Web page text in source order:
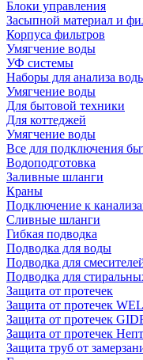
Блоки управления
Засыпной материал и
Корпуса фильтров
Умягчение воды
УФ системы
Наборы для анализа
Умягчение воды
Для бытовой техники
Для коттеджей
Умягчение воды
Все для подключения
Водоподготовка
Заливные шланги
Краны
Подключение к
Сливные шланги
Гибкая подводка
Подводка для воды
Подводка для
Подводка для
Защита от протечек
Защита от протечек
Защита от протечек
Защита от протечек
Защита труб от